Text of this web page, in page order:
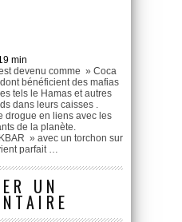
min
devenu comme » Coca
bénéficient des mafias
tels le Hamas et autres
dans leurs caisses .
drogue en liens avec les
de la planète.
» avec un torchon sur
parfait …
UN